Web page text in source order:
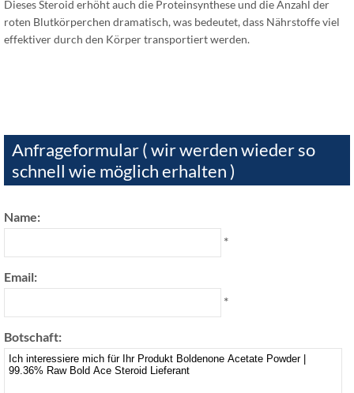
Dieses Steroid erhöht auch die Proteinsynthese und die Anzahl der
roten Blutkörperchen dramatisch, was bedeutet, dass Nährstoffe viel
effektiver durch den Körper transportiert werden.
Anfrageformular ( wir werden wieder so
schnell wie möglich erhalten )
Name:
*
Email:
*
Botschaft: